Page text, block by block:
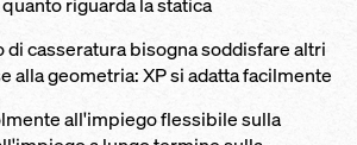
riguarda la statica
di casseratura bisogna soddisfare altri
alla geometria: XP si adatta facilmente
all'impiego flessibile sulla